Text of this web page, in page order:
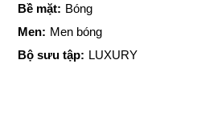
Bề mặt: Bóng
Men: Men bóng
Bộ sưu tập: LUXURY